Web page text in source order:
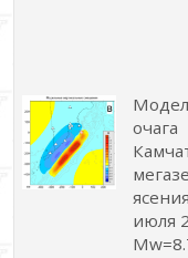
очага
июля